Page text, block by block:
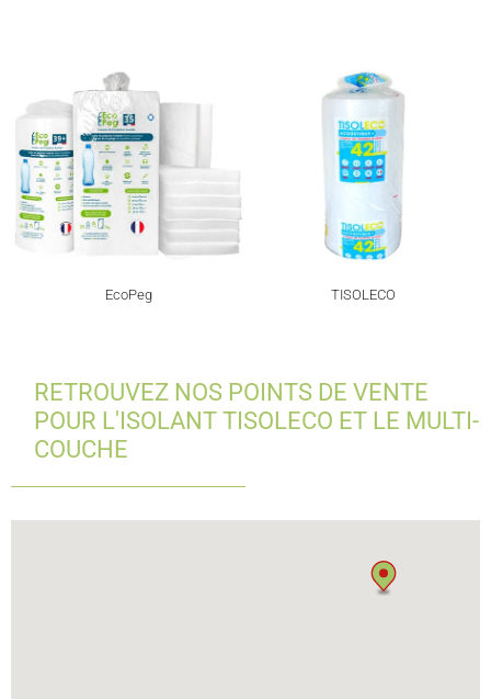
EcoPeg TISOLECO
RETROUVEZ NOS POINTS DE VENTE
POUR L'ISOLANT TISOLECO ET LE MULTI-
COUCHE
2